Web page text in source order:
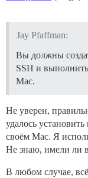
Jay Pfaffman:
Вы должны
SSH и
Mac.
Не уверен,
удалось
своём Mac. Я
Не знаю, имели ли
В любом случае,